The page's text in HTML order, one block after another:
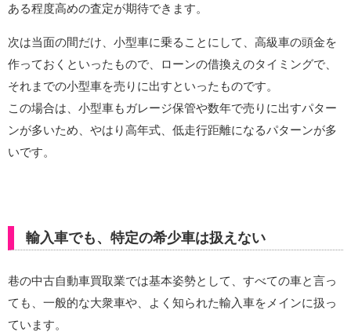
ある程度高めの査定が期待できます。
次は当面の間だけ、小型車に乗ることにして、高級車の頭金を
作っておくといったもので、ローンの借換えのタイミングで、
それまでの小型車を売りに出すといったものです。
この場合は、小型車もガレージ保管や数年で売りに出すパター
ンが多いため、やはり高年式、低走行距離になるパターンが多
いです。
輸入車でも、特定の希少車は扱えない
巷の中古自動車買取業では基本姿勢として、すべての車と言っ
ても、一般的な大衆車や、よく知られた輸入車をメインに扱っ
ています。